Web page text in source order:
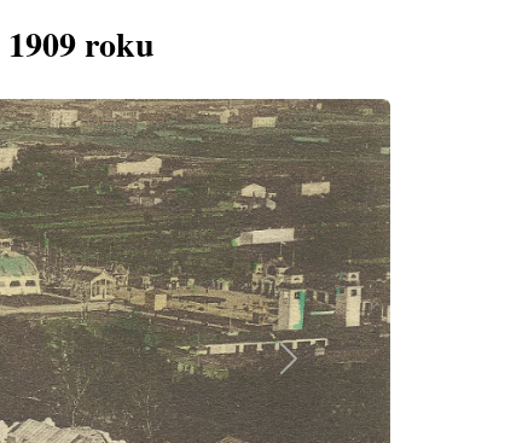
1909 roku
Next